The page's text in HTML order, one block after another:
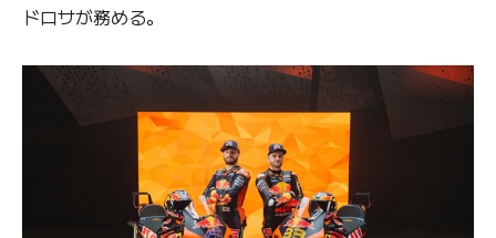
ドロサが務める。